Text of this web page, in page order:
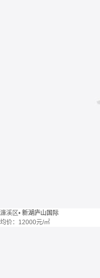
濂溪区• 新湖庐山国际
均价： 12000元/㎡